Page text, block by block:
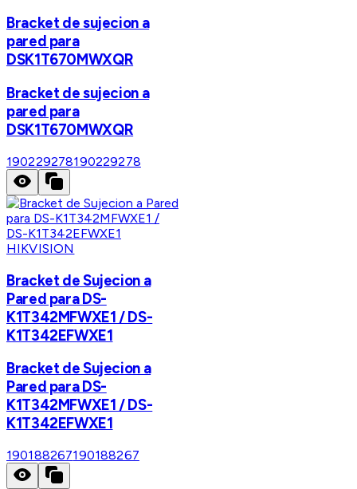
Bracket de sujecion a
pared para
DSK1T670MWXQR
Bracket de sujecion a
pared para
DSK1T670MWXQR
190229278190229278
HIKVISION
Bracket de Sujecion a
Pared para DS-
K1T342MFWXE1 / DS-
K1T342EFWXE1
Bracket de Sujecion a
Pared para DS-
K1T342MFWXE1 / DS-
K1T342EFWXE1
190188267190188267